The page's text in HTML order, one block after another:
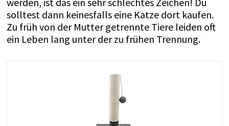
solltest dann keinesfalls eine Katze dort kaufen.
Zu früh von der Mutter getrennte Tiere leiden oft
ein Leben lang unter der zu frühen Trennung.